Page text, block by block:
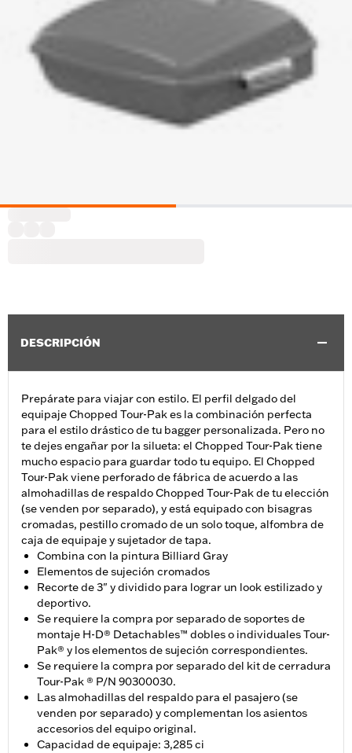
DESCRIPCIÓN
Prepárate para viajar con estilo. El perfil delgado del
equipaje Chopped Tour-Pak es la combinación perfecta
para el estilo drástico de tu bagger personalizada. Pero no
te dejes engañar por la silueta: el Chopped Tour-Pak tiene
mucho espacio para guardar todo tu equipo. El Chopped
Tour-Pak viene perforado de fábrica de acuerdo a las
almohadillas de respaldo Chopped Tour-Pak de tu elección
(se venden por separado), y está equipado con bisagras
cromadas, pestillo cromado de un solo toque, alfombra de
caja de equipaje y sujetador de tapa.
Combina con la pintura Billiard Gray
Elementos de sujeción cromados
Recorte de 3" y dividido para lograr un look estilizado y
deportivo.
Se requiere la compra por separado de soportes de
montaje H-D® Detachables™ dobles o individuales Tour-
Pak® y los elementos de sujeción correspondientes.
Se requiere la compra por separado del kit de cerradura
Tour-Pak ® P/N 90300030.
Las almohadillas del respaldo para el pasajero (se
venden por separado) y complementan los asientos
accesorios del equipo original.
Capacidad de equipaje: 3,285 ci